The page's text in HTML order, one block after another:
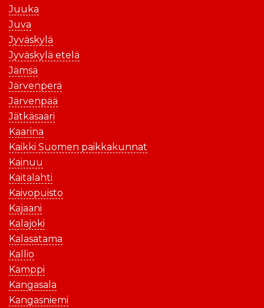
Juuka
Juva
Jyväskylä
Jyväskylä etelä
Jämsä
Järvenperä
Järvenpää
Jätkäsaari
Kaarina
Kaikki Suomen paikkakunnat
Kainuu
Kaitalahti
Kaivopuisto
Kajaani
Kalajoki
Kalasatama
Kallio
Kamppi
Kangasala
Kangasniemi